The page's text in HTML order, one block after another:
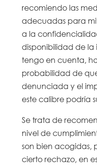
recomiendo las
adecuadas para
a la
disponibilidad de la
tengo en cuenta,
probabilidad de
denunciada y el
este calibre podría
Se trata de
nivel de
son bien acogidas,
cierto rechazo, en